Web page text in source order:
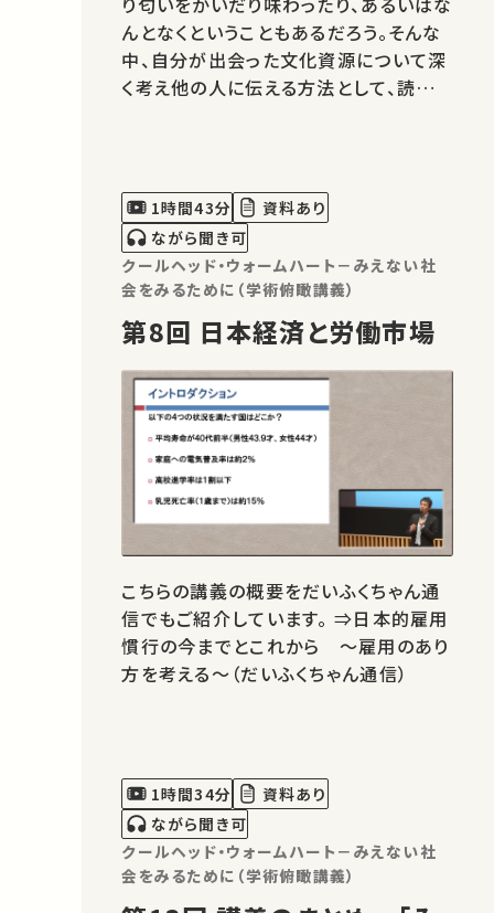
んとなくということもあるだろう。そんな
中、自分が出会った文化資源について深
く考え他の人に伝える方法として、読み
の変化が及ぼす影響について考える。
1時間43分
資料あり
ながら聞き可
クールヘッド・ウォームハート－みえない社
会をみるために（学術俯瞰講義）
第8回 日本経済と労働市場
こちらの講義の概要をだいふくちゃん通
信でもご紹介しています。 ⇒日本的雇用
慣行の今までとこれから ～雇用のあり
方を考える～（だいふくちゃん通信）
1時間34分
資料あり
ながら聞き可
クールヘッド・ウォームハート－みえない社
会をみるために（学術俯瞰講義）